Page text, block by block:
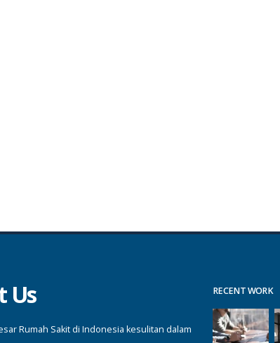
Us
Rumah Sakit di Indonesia kesulitan dalam
RECENT WORK